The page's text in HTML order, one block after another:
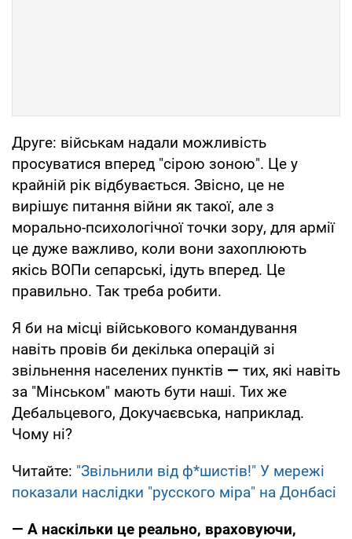
Друге: військам надали можливість
просуватися вперед "сірою зоною". Це у
крайній рік відбувається. Звісно, це не
вирішує питання війни як такої, але з
морально-психологічної точки зору, для армії
це дуже важливо, коли вони захоплюють
якісь ВОПи сепарські, ідуть вперед. Це
правильно. Так треба робити.
Я би на місці військового командування
навіть провів би декілька операцій зі
звільнення населених пунктів — тих, які навіть
за "Мінськом" мають бути наші. Тих же
Дебальцевого, Докучаєвська, наприклад.
Чому ні?
Читайте: "Звільнили від ф*шистів!" У мережі
показали наслідки "русского міра" на Донбасі
— А наскільки це реально, враховуючи,